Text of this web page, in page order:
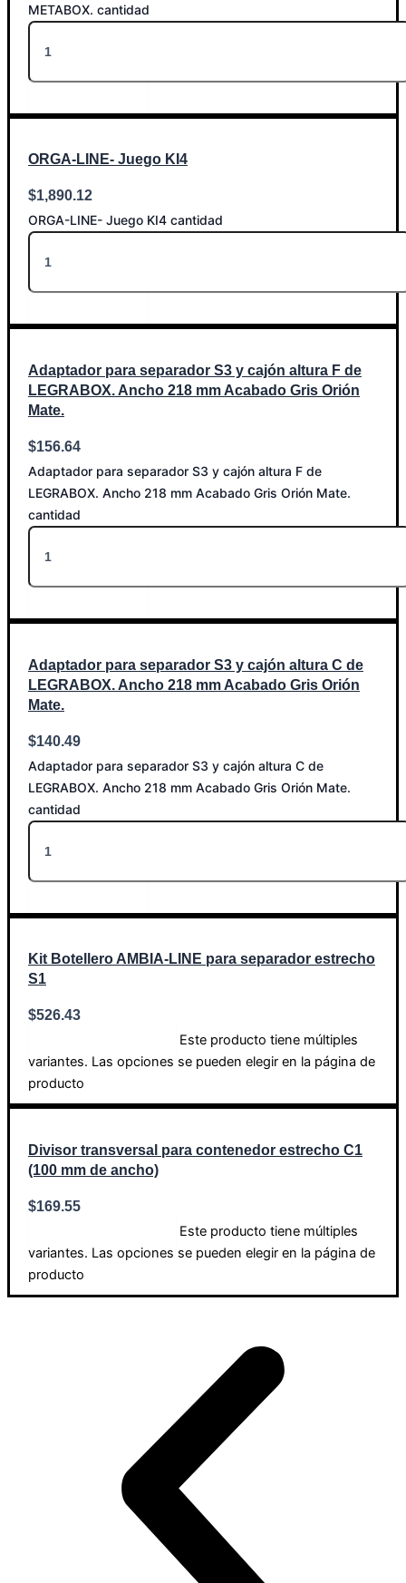
METABOX. cantidad
ORGA-LINE- Juego KI4
$1,890.12
ORGA-LINE- Juego KI4 cantidad
Adaptador para separador S3 y cajón altura F de
LEGRABOX. Ancho 218 mm Acabado Gris Orión
Mate.
$156.64
Adaptador para separador S3 y cajón altura F de
LEGRABOX. Ancho 218 mm Acabado Gris Orión Mate.
cantidad
Adaptador para separador S3 y cajón altura C de
LEGRABOX. Ancho 218 mm Acabado Gris Orión
Mate.
$140.49
Adaptador para separador S3 y cajón altura C de
LEGRABOX. Ancho 218 mm Acabado Gris Orión Mate.
cantidad
Kit Botellero AMBIA-LINE para separador estrecho
S1
$526.43
Este producto tiene múltiples
variantes. Las opciones se pueden elegir en la página de
producto
Divisor transversal para contenedor estrecho C1
(100 mm de ancho)
$169.55
Este producto tiene múltiples
variantes. Las opciones se pueden elegir en la página de
producto